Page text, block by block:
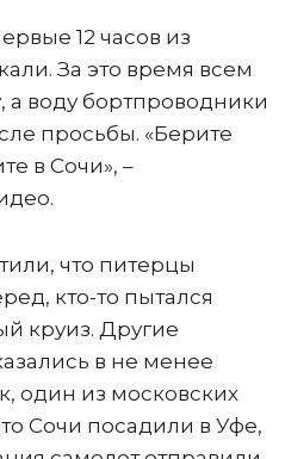
12 часов из
За это время всем
а воду бортпроводники
просьбы. «Берите
в Сочи», –
что питерцы
кто-то пытался
круиз. Другие
в не менее
один из московских
Сочи посадили в Уфе,